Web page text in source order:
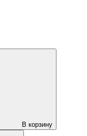
В корзину